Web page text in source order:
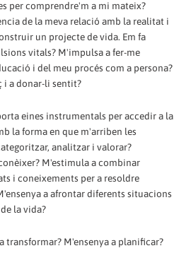
per comprendre'm a mi mateix?
de la meva relació amb la realitat i
un projecte de vida. Em fa
vitals? M'impulsa a fer-me
i del meu procés com a persona?
i a donar-li sentit?
eines instrumentals per accedir a la
la forma en que m'arriben les
analitzar i valorar?
M'estimula a combinar
i coneixements per a resoldre
a afrontar diferents situacions
la vida?
transformar? M'ensenya a planificar?